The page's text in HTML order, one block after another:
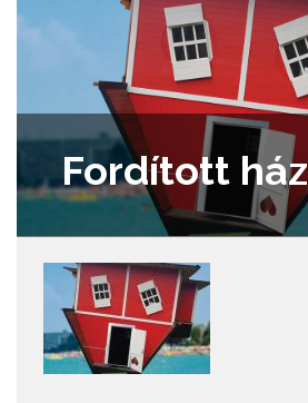
Fordított ház